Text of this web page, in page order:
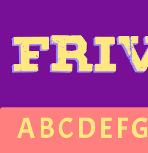
ABCDEFG